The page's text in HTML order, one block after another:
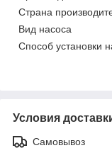
Страна
Вид насоса
Способ установки
Условия
Самовывоз